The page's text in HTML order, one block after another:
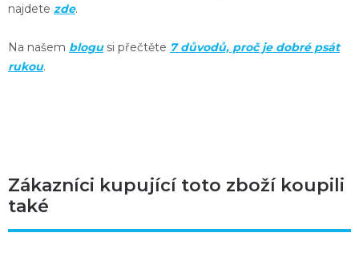
najdete zde.
Na našem blogusi přečtěte 7 důvodů, proč je dobré psát
rukou.
Zákazníci kupující toto zboží koupili
také